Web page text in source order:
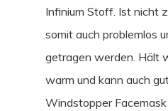
Infinium Stoff. Ist nicht
somit auch problemlos
getragen werden. Hält
warm und kann auch
Windstopper